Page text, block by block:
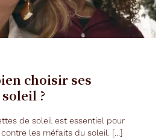
choisir ses
?
de soleil est essentiel pour
les méfaits du soleil. [...]